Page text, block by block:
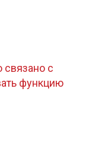
связано с
функцию